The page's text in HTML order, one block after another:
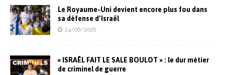
Le Royaume-Uni devient encore plus fou dans
sa défense d’Israël
24/06/2026
« ISRAËL FAIT LE SALE BOULOT » : le dur métier
de criminel de guerre